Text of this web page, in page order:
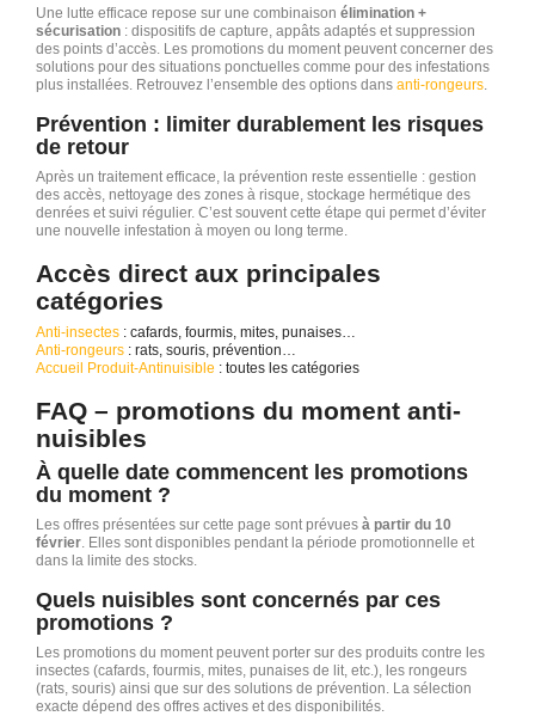
Une lutte efficace repose sur une combinaison élimination +
sécurisation : dispositifs de capture, appâts adaptés et suppression
des points d’accès. Les promotions du moment peuvent concerner des
solutions pour des situations ponctuelles comme pour des infestations
plus installées. Retrouvez l’ensemble des options dans anti-rongeurs
Prévention : limiter durablement les risques
de retour
Après un traitement efficace, la prévention reste essentielle : gestion
des accès, nettoyage des zones à risque, stockage hermétique des
denrées et suivi régulier. C’est souvent cette étape qui permet d’éviter
une nouvelle infestation à moyen ou long terme.
Accès direct aux principales
catégories
Anti-insectes : cafards, fourmis, mites, punaises…
Anti-rongeurs : rats, souris, prévention…
Accueil Produit-Antinuisible : toutes les catégories
FAQ – promotions du moment anti-
nuisibles
À quelle date commencent les promotions
du moment ?
Les offres présentées sur cette page sont prévues à partir du 10
février . Elles sont disponibles pendant la période promotionnelle et
dans la limite des stocks.
Quels nuisibles sont concernés par ces
promotions ?
Les promotions du moment peuvent porter sur des produits contre les
insectes (cafards, fourmis, mites, punaises de lit, etc.), les rongeurs
(rats, souris) ainsi que sur des solutions de prévention. La sélection
exacte dépend des offres actives et des disponibilités.